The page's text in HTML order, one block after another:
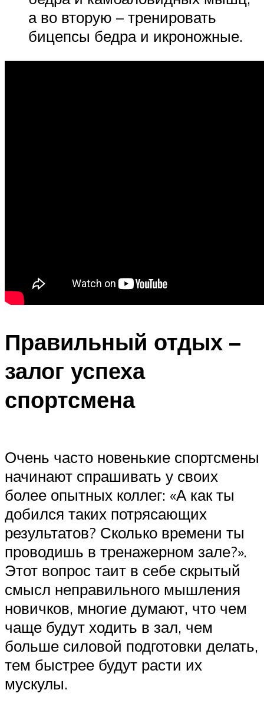
а во вторую – тренировать
бицепсы бедра и икроножные.
Правильный отдых –
залог успеха
спортсмена
Очень часто новенькие спортсмены
начинают спрашивать у своих
более опытных коллег: «А как ты
добился таких потрясающих
результатов? Сколько времени ты
проводишь в тренажерном зале?».
Этот вопрос таит в себе скрытый
смысл неправильного мышления
новичков, многие думают, что чем
чаще будут ходить в зал, чем
больше силовой подготовки делать,
тем быстрее будут расти их
мускулы.